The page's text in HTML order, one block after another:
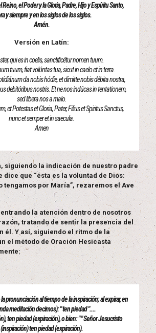
el Poder y la Gloria, Padre, Hijo y Espíritu Santo,
y siempre y en los siglos de los siglos.
Amén.
Versión en Latín:
qui es in coelis, sanctificétur nomen tuum.
tuum, fiat volúntas tua, sicut in caelo et in terra.
da nobis hódie, et dimitte nobis débita nostra,
debitóribus nostris. Et ne nos indúcas in tentationem,
sed libera nos a malo.
et Potestas et Gloria, Pater, Filius et Spiritus Sanctus,
nunc et semper et in saecula.
Amen
siguiendo la indicación de nuestro padre
dice que “ésta es la voluntad de Dios:
tengamos por María”, rezaremos el Ave
la atención dentro de nosotros
tratando de sentir la presencia del
él. Y así, siguiendo el ritmo de la
el método de Oración Hesicasta
pronunciación al tiempo de la inspiración; al expirar, en
meditación decimos): " ten piedad "....
ten piedad (expiración), o bien: " " Señor Jesucristo
(inspiración) ten piedad (expiración).